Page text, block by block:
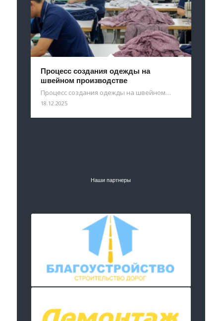
Процесс создания одежды на
швейном производстве
Процесс создания одежды на швейном…
18.12.2025
Наши партнеры